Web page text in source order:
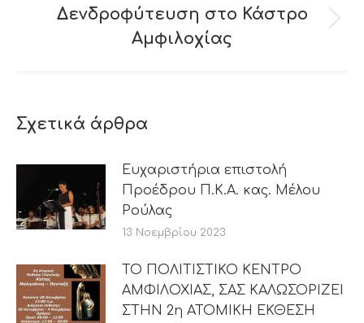
navigation
Next
post:
Δενδροφύτευση στο Κάστρο
Αμφιλοχίας
Σχετικά άρθρα
Ευχαριστήρια επιστολή
Προέδρου Π.Κ.Α. κας. Μέλου
Ρούλας
13 Νοεμβρίου 2023
ΤΟ ΠΟΛΙΤΙΣΤΙΚΟ ΚΕΝΤΡΟ
ΑΜΦΙΛΟΧΙΑΣ, ΣΑΣ ΚΑΛΩΣΟΡΙΖΕΙ
ΣΤΗΝ 2η ΑΤΟΜΙΚΗ ΕΚΘΕΣΗ